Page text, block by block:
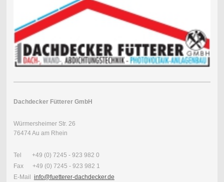
Dachdecker Fütterer GmbH
Würmersheimer Str. 26
76474 Au am Rhein
Tel +49 (0) 7245 - 923 982 0
Fax +49 (0) 7245 - 923 982 1
E-Mail info@fuetterer-dachdecker.de